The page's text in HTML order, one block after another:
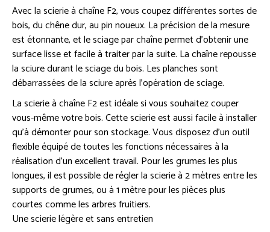
Avec la scierie à chaîne F2, vous coupez différentes sortes de
bois, du chêne dur, au pin noueux. La précision de la mesure
est étonnante, et le sciage par chaîne permet d’obtenir une
surface lisse et facile à traiter par la suite. La chaîne repousse
la sciure durant le sciage du bois. Les planches sont
débarrassées de la sciure après l’opération de sciage.
La scierie à chaîne F2 est idéale si vous souhaitez couper
vous-même votre bois. Cette scierie est aussi facile à installer
qu’à démonter pour son stockage. Vous disposez d’un outil
flexible équipé de toutes les fonctions nécessaires à la
réalisation d’un excellent travail. Pour les grumes les plus
longues, il est possible de régler la scierie à 2 mètres entre les
supports de grumes, ou à 1 mètre pour les pièces plus
courtes comme les arbres fruitiers.
Une scierie légère et sans entretien